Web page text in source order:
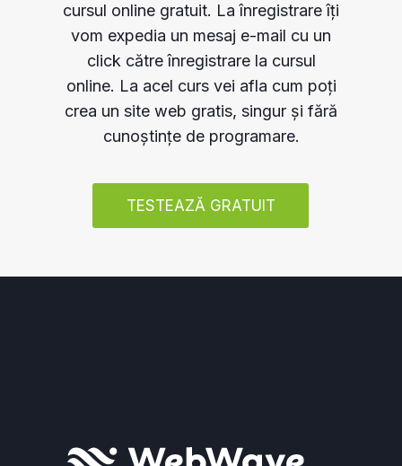
TESTEAZĂ GRATUIT
cursul online gratuit. La înregistrare îți
vom expedia un mesaj e-mail cu un
click către înregistrare la cursul
online. La acel curs vei afla cum poți
crea un site web gratis, singur și fără
cunoștințe de programare.